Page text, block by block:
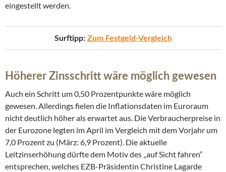
eingestellt werden.
Surftipp: Zum Festgeld-Vergleich
Höherer Zinsschritt wäre möglich gewesen
Auch ein Schritt um 0,50 Prozentpunkte wäre möglich
gewesen. Allerdings fielen die Inflationsdaten im Euroraum
nicht deutlich höher als erwartet aus. Die Verbraucherpreise in
der Eurozone legten im April im Vergleich mit dem Vorjahr um
7,0 Prozent zu (März: 6,9 Prozent). Die aktuelle
Leitzinserhöhung dürfte dem Motiv des „auf Sicht fahren“
entsprechen, welches EZB-Präsidentin Christine Lagarde